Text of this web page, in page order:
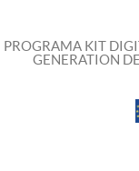
PROGRAMA KIT
GENERATION